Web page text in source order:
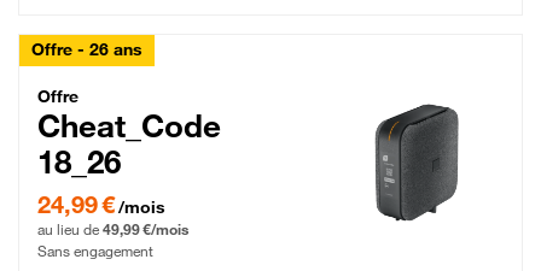
Offre - 26 ans
Cheat_Code Fibre_18_26
Offre
Cheat_Code
18_26
24,99 € par mois pendant 0 mois puis 49,99 € par mois, Sans engagement
24,99 €/mois
au lieu de 49,99 €/mois
Sans engagement